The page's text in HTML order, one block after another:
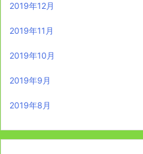
2019年12月
2019年11月
2019年10月
2019年9月
2019年8月